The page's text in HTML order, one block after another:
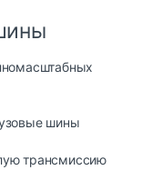
шины
трансмиссию